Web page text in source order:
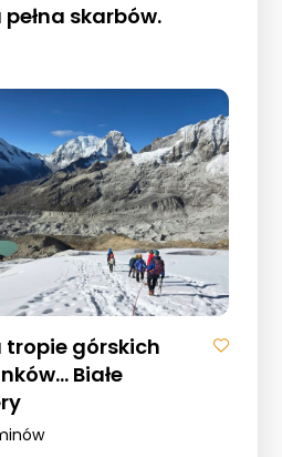
skarbów.
tropie górskich
Białe